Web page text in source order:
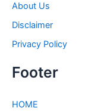
About Us
Disclaimer
Privacy Policy
Footer
HOME